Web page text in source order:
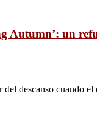
Autumn’: un
descanso cuando